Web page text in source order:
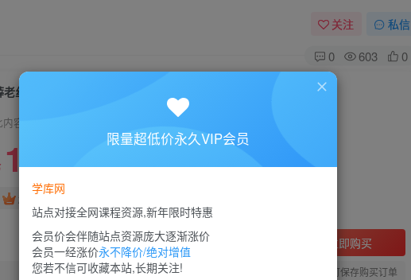
关注 私信
0 603 0
老丝儿美业seo搜索流量落地课，一周暴涨20w粉丝，全干货讲解
内容为付费资源，请付费后查看
10￥88
超级会员免费
立即购买
您当前未登录！建议登陆后购买，可保存购买订单
限量超低价永久VIP会员
学库网
站点对接全网课程资源,新年限时特惠
会员价会伴随站点资源庞大逐渐涨价
会员一经涨价永不降价/绝对增值
您若不信可收藏本站,长期关注!